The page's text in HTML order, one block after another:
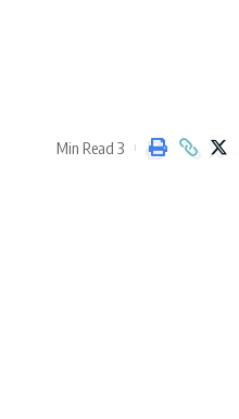
3 Min Read